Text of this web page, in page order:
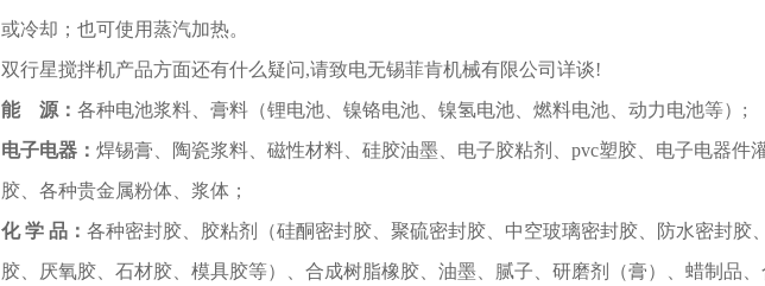
或冷却；也可使用蒸汽加热。
双行星搅拌机产品方面还有什么疑问,请致电无锡菲肯机械有限公司详谈!
能 源： 各种电池浆料、膏料（锂电池、镍铬电池、镍氢电池、燃料电池、动力电池等）;
电子电器： 焊锡膏、陶瓷浆料、磁性材料、硅胶油墨、电子胶粘剂、pvc塑胶、电子电器件
胶、各种贵金属粉体、浆体；
化 学 品： 各种密封胶、胶粘剂（硅酮密封胶、聚硫密封胶、中空玻璃密封胶、防水密封胶
胶、厌氧胶、石材胶、模具胶等）、合成树脂橡胶、油墨、腻子、研磨剂（膏）、蜡制品